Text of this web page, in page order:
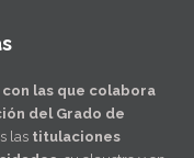
las que colabora
del Grado de
las titulaciones